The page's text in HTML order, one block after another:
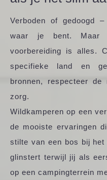
Verboden of gedoogd
waar je bent.
voorbereiding is alles.
specifieke land en
bronnen, respecteer
zorg.
Wildkamperen op een
de mooiste ervaringen
stilte van een bos bij het
glinstert terwijl jij als
op een campingterrein